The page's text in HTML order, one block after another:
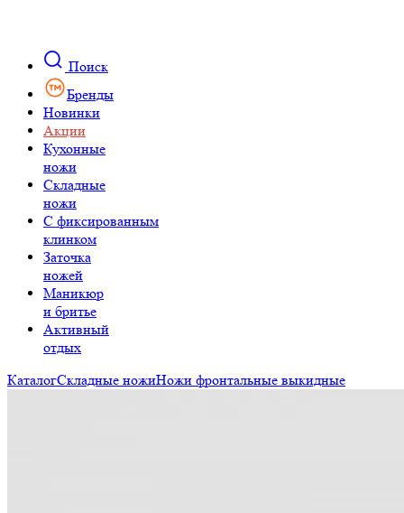
Поиск
Бренды
Новинки
Акции
Кухонные
ножи
Складные
ножи
C фиксированным
клинком
Заточка
ножей
Маникюр
и бритье
Активный
отдых
КаталогСкладные ножиНожи фронтальные выкидные